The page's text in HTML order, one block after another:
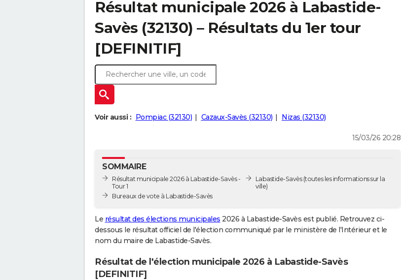
Résultat municipale 2026 à Labastide-
Savès (32130) – Résultats du 1er tour
[DEFINITIF]
Voir aussi : Pompiac (32130) Cazaux-Savès (32130) Nizas (32130)
15/03/26 20:28
SOMMAIRE
Résultat municipale 2026 à Labastide-Savès -
Tour 1
Bureaux de vote à Labastide-Savès
Labastide-Savès(toutes les informations sur la
ville)
Le résultat des élections municipales 2026 à Labastide-Savès est publié. Retrouvez ci-
dessous le résultat officiel de l'élection communiqué par le ministère de l'Intérieur et le
nom du maire de Labastide-Savès.
Résultat de l'élection municipale 2026 à Labastide-Savès
[DEFINITIF]